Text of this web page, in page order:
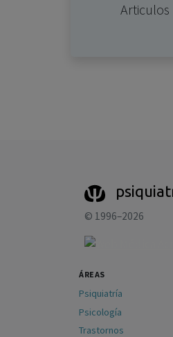
© 1996–2026
ÁREAS
Psiquiatría
Psicología
Trastornos